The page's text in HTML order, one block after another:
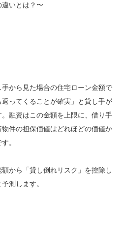
いとは？〜
から見た場合の住宅ローン金額で
ってくることが確実」と貸し手が
融資はこの金額を上限に、借り手
件の担保価値はどれほどの価値か
。
から「貸し倒れリスク」を控除し
測します。